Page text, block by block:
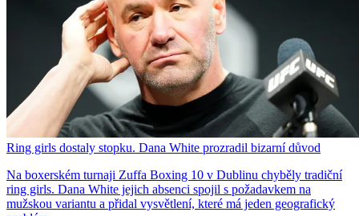
Ring girls dostaly stopku. Dana White prozradil bizarní důvod
Na boxerském turnaji Zuffa Boxing 10 v Dublinu chyběly tradiční
ring girls. Dana White jejich absenci spojil s požadavkem na
mužskou variantu a přidal vysvětlení, které má jeden geografický